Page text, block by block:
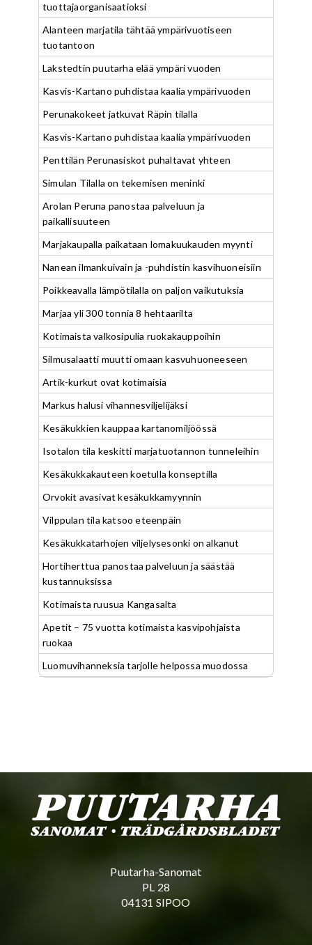
tuottajaorganisaatioksi
Alanteen marjatila tähtää ympärivuotiseen
tuotantoon
Lakstedtin puutarha elää ympäri vuoden
Kasvis-Kartano puhdistaa kaalia ympärivuoden
Perunakokeet jatkuvat Räpin tilalla
Kasvis-Kartano puhdistaa kaalia ympärivuoden
Penttilän Perunasiskot puhaltavat yhteen
Simulan Tilalla on tekemisen meninki
Arolan Peruna panostaa palveluun ja
paikallisuuteen
Marjakaupalla paikataan lomakuukauden myynti
Nanean ilmankuivain ja -puhdistin kasvihuoneisiin
Poikkeavalla lämpötilalla on paljon vaikutuksia
Marjaa yli 300 tonnia 8 hehtaarilta
Kotimaista valkosipulia ruokakauppoihin
Silmusalaatti muutti omaan kasvuhuoneeseen
Artik-kurkut ovat kotimaisia
Markus halusi vihannesviljelijäksi
Kesäkukkien kauppaa kartanomiljöössä
Isotalon tila keskitti marjatuotannon tunneleihin
Kesäkukkakauteen koetulla konseptilla
Orvokit avasivat kesäkukkamyynnin
Vilppulan tila katsoo eteenpäin
Kesäkukkatarhojen viljelysesonki on alkanut
Hortiherttua panostaa palveluun ja säästää
kustannuksissa
Kotimaista ruusua Kangasalta
Apetit – 75 vuotta kotimaista kasvipohjaista
ruokaa
Luomuvihanneksia tarjolle helpossa muodossa
Puutarha-Sanomat
PL 28
04131 SIPOO